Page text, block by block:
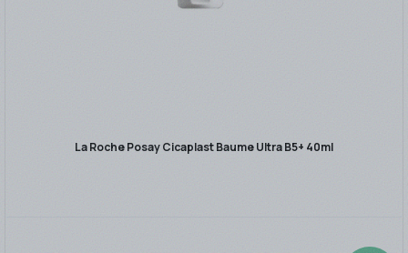
La Roche Posay Cicaplast Baume Ultra B5+ 40ml